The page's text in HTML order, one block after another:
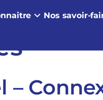
Nos savoir-
–